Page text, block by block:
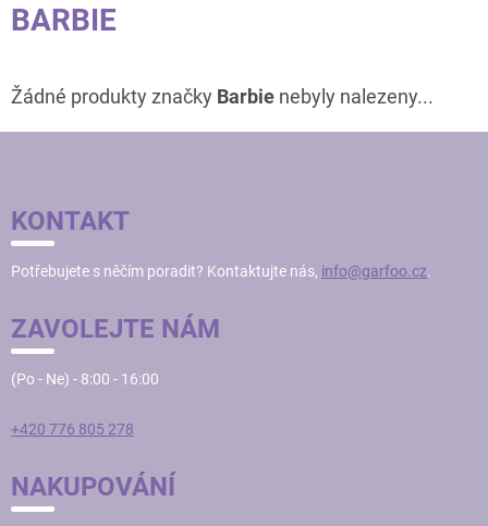
BARBIE
Žádné produkty značky Barbie nebyly nalezeny...
A
T
KONTAKT
Potřebujete s něčím poradit? Kontaktujte nás, info@garfoo.cz.
ZAVOLEJTE NÁM
(Po - Ne) - 8:00 - 16:00
+420 776 805 278
NAKUPOVÁNÍ